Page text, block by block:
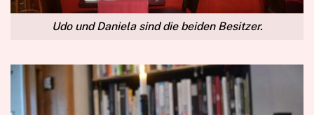
Udo und Daniela sind die beiden Besitzer.